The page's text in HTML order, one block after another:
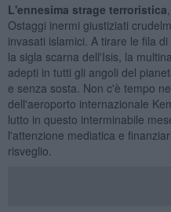
L'ennesima strage terroristica
Ostaggi inermi giustiziati
invasati islamici. A tirare le fila
la sigla scarna dell'Isis, la
adepti in tutti gli angoli del
e senza sosta. Non c'è tempo
dell'aeroporto internazionale
lutto in questo interminabile
l'attenzione mediatica e
risveglio.